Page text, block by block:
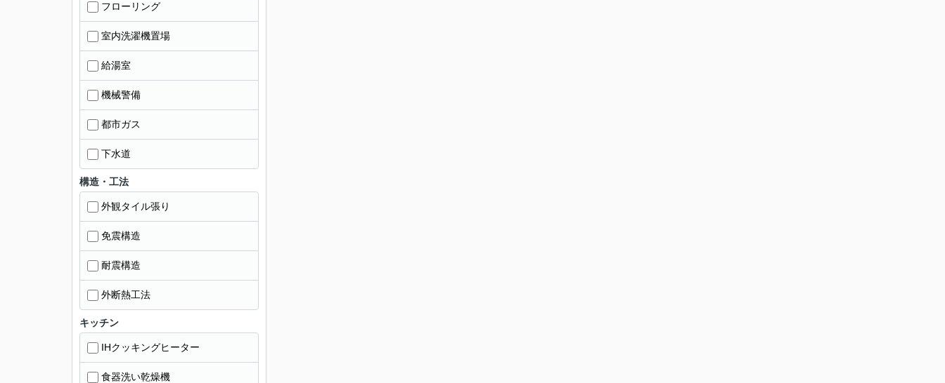
フローリング
室内洗濯機置場
給湯室
機械警備
都市ガス
下水道
構造・工法
外観タイル張り
免震構造
耐震構造
外断熱工法
キッチン
IHクッキングヒーター
食器洗い乾燥機